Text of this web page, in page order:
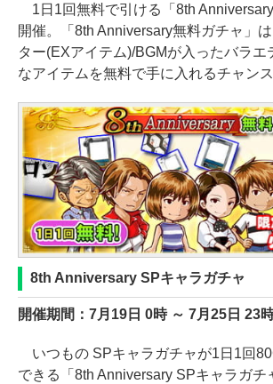
1日1回無料で引ける「8th
開催。「8th Anniversary無料ガチャ」
ター(EXアイテム)/BGMが入ったバラエ
なアイテムを無料で手に入れるチャンス
8th Anniversary SPキャラガチャ
開催期間：7月19日 0時 ～ 7月25日 23
いつもの SPキャラガチャが1日1回
できる「8th Anniversary SPキャラガチ